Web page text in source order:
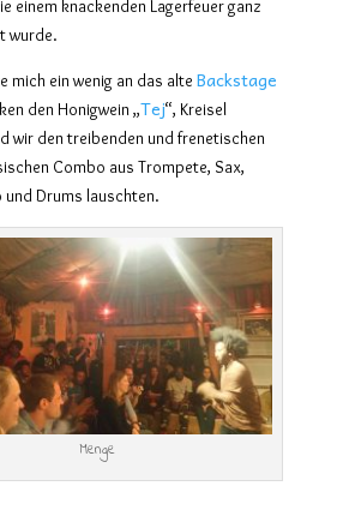
einem knackenden Lagerfeuer ganz
wurde.
mich ein wenig an das alte Backstage
den Honigwein „Tej“, Kreisel
wir den treibenden und frenetischen
Combo aus Trompete, Sax,
und Drums lauschten.
Menge